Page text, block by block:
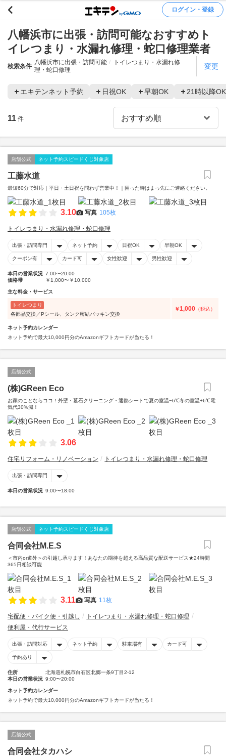
ログイン・登録
八幡浜市に出張・訪問可能なおすすめト
イレつまり・水漏れ修理・蛇口修理業者
検索条件
八幡浜市に出張・訪問可能
トイレつまり・水漏れ修
理・蛇口修理
変更
エキテンネット予約 日祝OK 早朝OK 21時以降OK
11 件
店舗公式 ネット予約スピードくじ対象店
工藤水道
最短60分で対応｜平日・土日祝を問わず営業中！｜困った時はまっ先にご連絡ください。
3.10 写真 105枚
トイレつまり・水漏れ修理・蛇口修理
出張・訪問専門 ネット予約 日祝OK 早朝OK
クーポン有 カード可 女性歓迎 男性歓迎
本日の営業状況 7:00〜20:00
価格帯
￥1,000〜￥10,000
主な料金・サービス
トイレつまり
各部品交換／Pシール、タンク密結パッキン交換
￥1,000 （税込）
ネット予約カレンダー
ネット予約で最大10,000円分のAmazonギフトカードが当たる！
店舗公式
(株)GReen Eco
お家のことならココ！外壁・墓石クリーニング・遮熱シートで夏の室温−6℃冬の室温+6℃電
気代30%減！
3.06
住宅リフォーム・リノベーション トイレつまり・水漏れ修理・蛇口修理
出張・訪問専門
本日の営業状況 9:00〜18:00
店舗公式 ネット予約スピードくじ対象店
合同会社M.E.S
＜市内or道外＞の引越し承ります！あなたの期待を超える高品質な配送サービス★24時間
365日相談可能
3.11 写真 11枚
宅配便・バイク便・引越し
トイレつまり・水漏れ修理・蛇口修理
便利屋・代行サービス
出張・訪問対応 ネット予約 駐車場有 カード可
予約あり
住所
北海道札幌市白石区北郷一条9丁目2-12
本日の営業状況 9:00〜20:00
ネット予約カレンダー
ネット予約で最大10,000円分のAmazonギフトカードが当たる！
店舗公式
合同会社タカハシ